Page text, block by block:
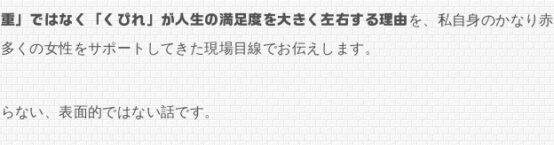
重」ではなく「くびれ」が人生の満足度を大きく左右する理由 を、私自身のかなり赤
くの女性をサポートしてきた現場目線でお伝えします。
ない、表面的ではない話です。